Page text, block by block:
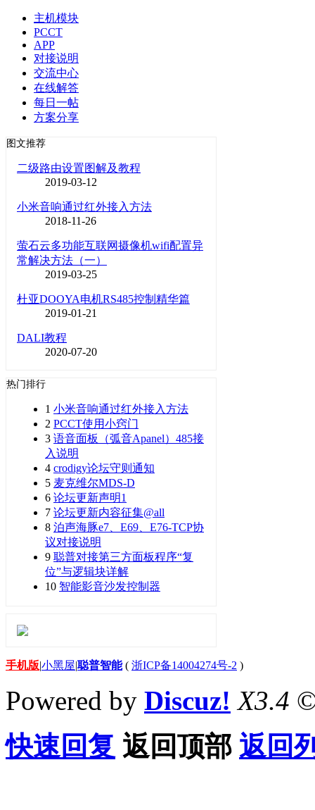
主机模块
PCCT
APP
对接说明
交流中心
在线解答
每日一帖
方案分享
图文推荐
二级路由设置图解及教程
2019-03-12
小米音响通过红外接入方法
2018-11-26
萤石云多功能互联网摄像机wifi配置异
常解决方法（一）
2019-03-25
杜亚DOOYA电机RS485控制精华篇
2019-01-21
DALI教程
2020-07-20
热门排行
1 小米音响通过红外接入方法
2 PCCT使用小窍门
3 语音面板（弧音Apanel）485接
入说明
4 crodigy论坛守则通知
5 麦克维尔MDS-D
6 论坛更新声明1
7 论坛更新内容征集@all
8 泊声海豚e7、E69、E76-TCP协
议对接说明
9 聪普对接第三方面板程序“复
位”与逻辑块详解
10 智能影音沙发控制器
手机版|小黑屋|聪普智能( 浙ICP备14004274号-2 )
Powered by Discuz! X3.4
快速回复 返回顶部 返回